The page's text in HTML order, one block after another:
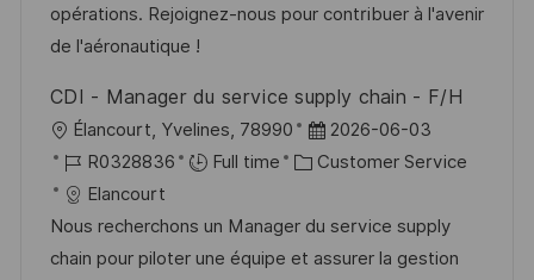
t
y
opérations. Rejoignez-nous pour contribuer à l'avenir
de l'aéronautique !
CDI - Manager du service supply chain - F/H
L
o
c
a
t
Élancourt, Yvelines, 78990
P
o
t
e
2026-06-03
J
o
b
I
R0328836 Full time
C
t
e
Customer Service
Elancourt
Nous recherchons un Manager du service supply
chain pour piloter une équipe et assurer la gestion